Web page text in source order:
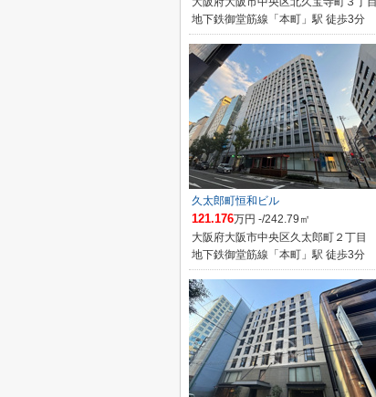
地下鉄御堂筋線「本町」駅 徒歩3分
久太郎町恒和ビル
121.176万円 -/242.79㎡
大阪府大阪市中央区久太郎町２丁目
地下鉄御堂筋線「本町」駅 徒歩3分